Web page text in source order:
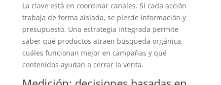
La clave está en coordinar canales. Si cada acción
trabaja de forma aislada, se pierde información y
presupuesto. Una estrategia integrada permite
saber qué productos atraen búsqueda orgánica,
cuáles funcionan mejor en campañas y qué
contenidos ayudan a cerrar la venta.